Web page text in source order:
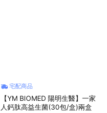
宅配商品
【YM BIOMED 陽明生醫】一家
人鈣肽高益生菌(30包/盒)兩盒